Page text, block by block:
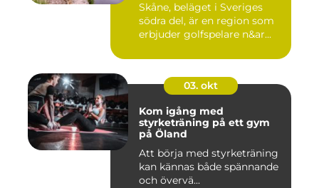
Skåne, beläget i Sveriges
södra del, är en region som
erbjuder golfspelare n&ar...
03. okt
Kom igång med
styrketräning på ett gym
på Öland
Att börja med styrketräning
kan kännas både spännande
och övervä...